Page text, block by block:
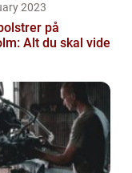
2023
på
Alt du skal vide